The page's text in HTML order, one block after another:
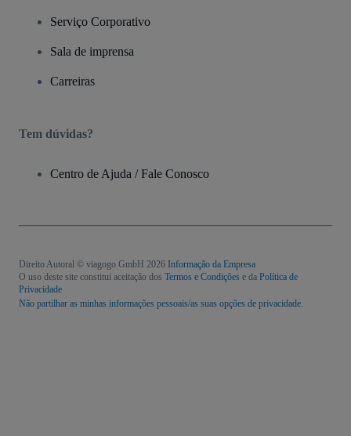
Serviço Corporativo
Sala de imprensa
Carreiras
Tem dúvidas?
Centro de Ajuda / Fale Conosco
Direito Autoral © viagogo GmbH 2026 Informação da Empresa
O uso deste site constitui aceitação dos Termos e Condições e da Política de
Privacidade
Não partilhar as minhas informações pessoais/as suas opções de privacidade.